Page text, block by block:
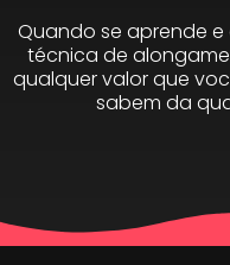
Quando se aprende
técnica de
qualquer valor que
sabem da